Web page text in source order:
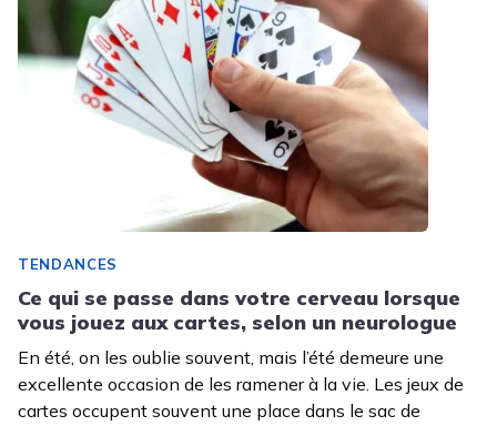
TENDANCES
Ce qui se passe dans votre cerveau lorsque
vous jouez aux cartes, selon un neurologue
En été, on les oublie souvent, mais l’été demeure une
excellente occasion de les ramener à la vie. Les jeux de
cartes occupent souvent une place dans le sac de